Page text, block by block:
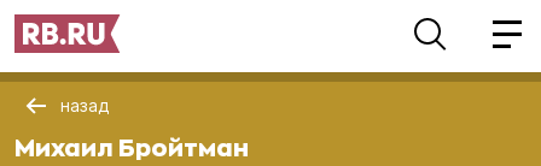
назад
Михаил Бройтман